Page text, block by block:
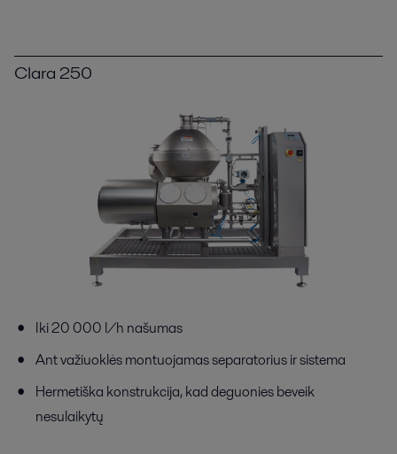
Clara 250
Iki 20 000 l/h našumas
Ant važiuoklės montuojamas separatorius ir sistema
Hermetiška konstrukcija, kad deguonies beveik
nesulaikytų